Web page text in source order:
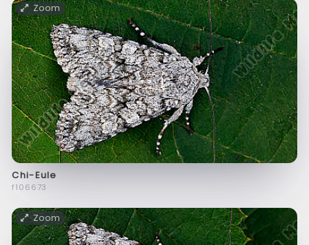
Zoom
Chi-Eule
f106673
Zoom